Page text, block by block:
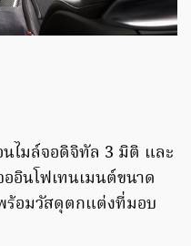
นไมล์จอดิจิทัล 3 มิติ และ
อินโฟเทนเมนต์ขนาด
ร้อมวัสดุตกแต่งที่มอบ